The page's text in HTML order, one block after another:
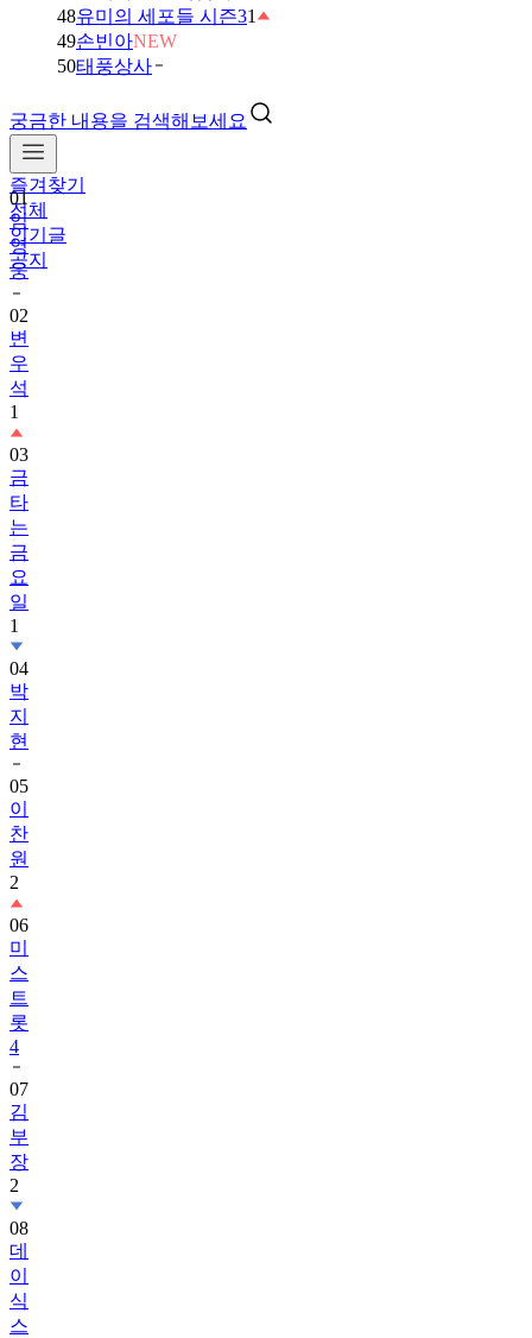
48유미의 세포들 시즌31
49손빈아NEW
50태풍상사
궁금한 내용을 검색해보세요
즐겨찾기
전체
인기글
공지
01
임
영
웅
02
변
우
석
1
03
금
타
는
금
요
일
1
04
박
지
현
05
이
찬
원
2
06
미
스
트
롯
4
07
김
부
장
2
08
데
이
식
스